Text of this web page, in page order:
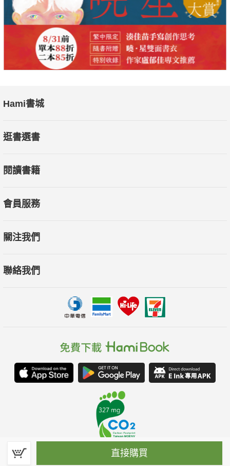
直接購買
Hami書城
逛書選書
閱讀書籍
會員服務
關注我們
聯絡我們